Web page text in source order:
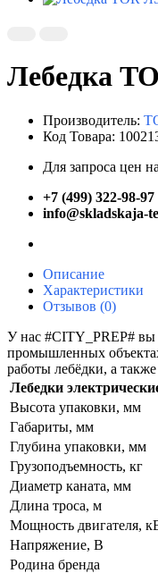
Лебедка
Производитель:
Код Товара:
Для запроса цен
+7 (499) 322-98-97
info@skladskaja-
Описание
Характеристики
Отзывов (0)
У нас #CITY_PREP# вы
промышленных
работы лебёдки, а
Лебедки
Высота упаковки, мм
Габариты, мм
Глубина упаковки, мм
Грузоподъемность, кг
Диаметр каната, мм
Длина троса, м
Мощность двигателя,
Напряжение, В
Родина бренда